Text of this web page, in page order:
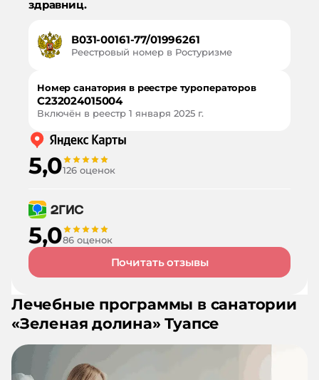
здравниц.
В031-00161-77/01996261
Реестровый номер в Ростуризме
Номер санатория в реестре туроператоров
С232024015004
Включён в реестр 1 января 2025 г.
5,0126 оценок
5,086 оценок
Почитать отзывы
Лечебные программы в санатории
«Зеленая долина» Туапсе